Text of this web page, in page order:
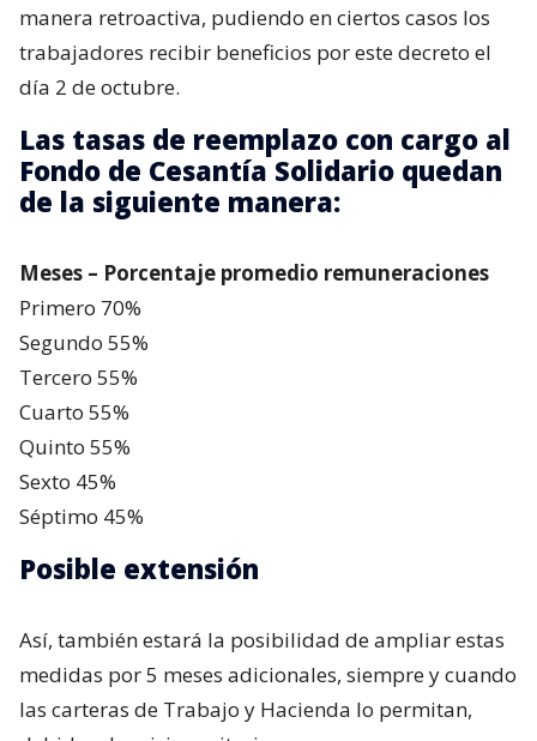
manera retroactiva, pudiendo en ciertos casos los
trabajadores recibir beneficios por este decreto el
día 2 de octubre.
Las tasas de reemplazo con cargo al
Fondo de Cesantía Solidario quedan
de la siguiente manera:
Meses – Porcentaje promedio remuneraciones
Primero ​70%
Segundo 55%
Tercero 55%
Cuarto 55%
Quinto 55%
Sexto 45%
Séptimo 45%
Posible extensión
Así, también estará la posibilidad de ampliar estas
medidas por 5 meses adicionales, siempre y cuando
las carteras de Trabajo y Hacienda lo permitan,